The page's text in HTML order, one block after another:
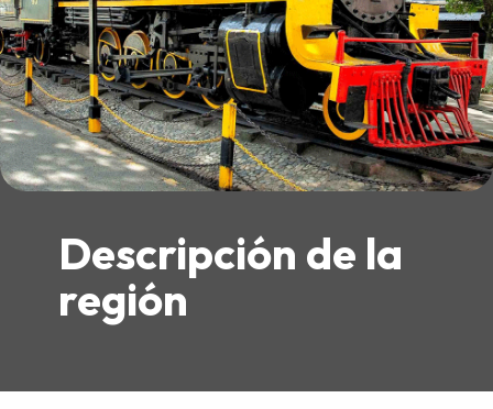
Descripción de la
región